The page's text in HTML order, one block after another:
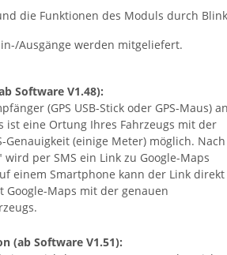
die Funktionen des Moduls durch
Ausgänge werden mitgeliefert.
Software V1.48):
(GPS USB-Stick oder GPS-Maus)
ist eine Ortung Ihres Fahrzeugs mit der
Genauigkeit (einige Meter) möglich. Nach
wird per SMS ein Link zu Google-Maps
einem Smartphone kann der Link
Maps mit der genauen
(ab Software V1.51):